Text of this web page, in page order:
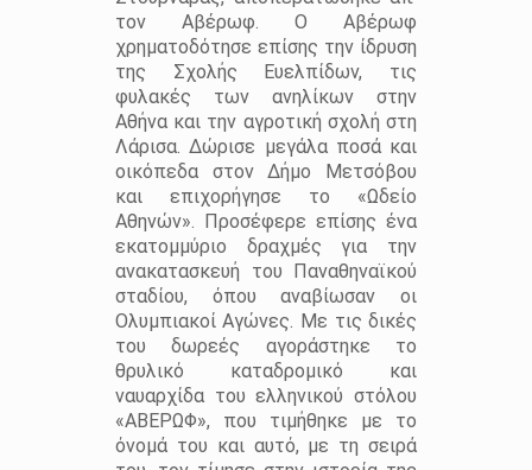
τον Αβέρωφ. Ο Αβέρωφ
χρηματοδότησε επίσης την ίδρυση
της Σχολής Ευελπίδων, τις
φυλακές των ανηλίκων στην
Αθήνα και την αγροτική σχολή στη
Λάρισα. Δώρισε μεγάλα ποσά και
οικόπεδα στον Δήμο Μετσόβου
και επιχορήγησε το «Ωδείο
Αθηνών». Προσέφερε επίσης ένα
εκατομμύριο δραχμές για την
ανακατασκευή του Παναθηναϊκού
σταδίου, όπου αναβίωσαν οι
Ολυμπιακοί Αγώνες. Με τις δικές
του δωρεές αγοράστηκε το
θρυλικό καταδρομικό και
ναυαρχίδα του ελληνικού στόλου
«ΑΒΕΡΩΦ», που τιμήθηκε με το
όνομά του και αυτό, με τη σειρά